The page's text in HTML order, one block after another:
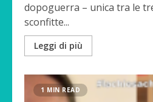
dopoguerra – unica tra le
sconfitte...
Leggi di più
1 MIN READ